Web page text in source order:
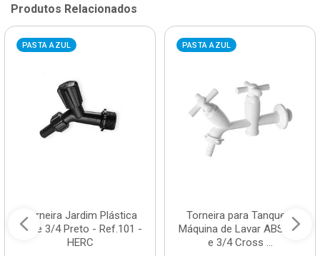
Produtos Relacionados
PASTA AZUL
Torneira Jardim Plástica
1/2 e 3/4 Preto - Ref.101 -
HERC
PASTA AZUL
Torneira para Tanque e
Máquina de Lavar ABS 1/2
e 3/4 Cross ...